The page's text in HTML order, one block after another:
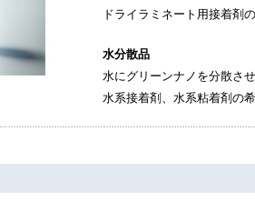
ドライラミネート用接着剤
水分散品
水にグリーンナノを分散さ
水系接着剤、水系粘着剤の